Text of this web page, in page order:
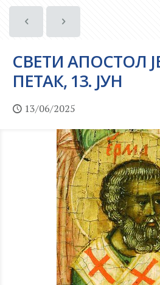
СВЕТИ АПОСТОЛ
ПЕТАК, 13. ЈУН
13/06/2025